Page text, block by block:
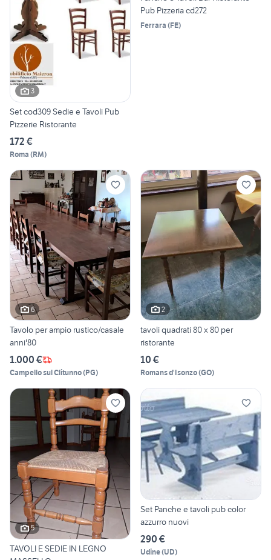
3
Set cod309 Sedie e Tavoli Pub
Pizzerie Ristorante
172 €
Roma (RM)
Pub Pizzeria cd272
Ferrara (FE)
6
Tavolo per ampio rustico/casale
anni'80
1.000 €
Campello sul Clitunno(PG)
2
tavoli quadrati 80 x 80 per
ristorante
10 €
Romans d'Isonzo(GO)
5
TAVOLI E SEDIE IN LEGNO
Set Panche e tavoli pub color
azzurro nuovi
290 €
Udine(UD)